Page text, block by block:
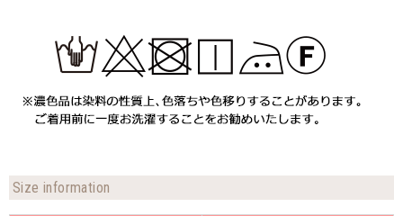
Size information